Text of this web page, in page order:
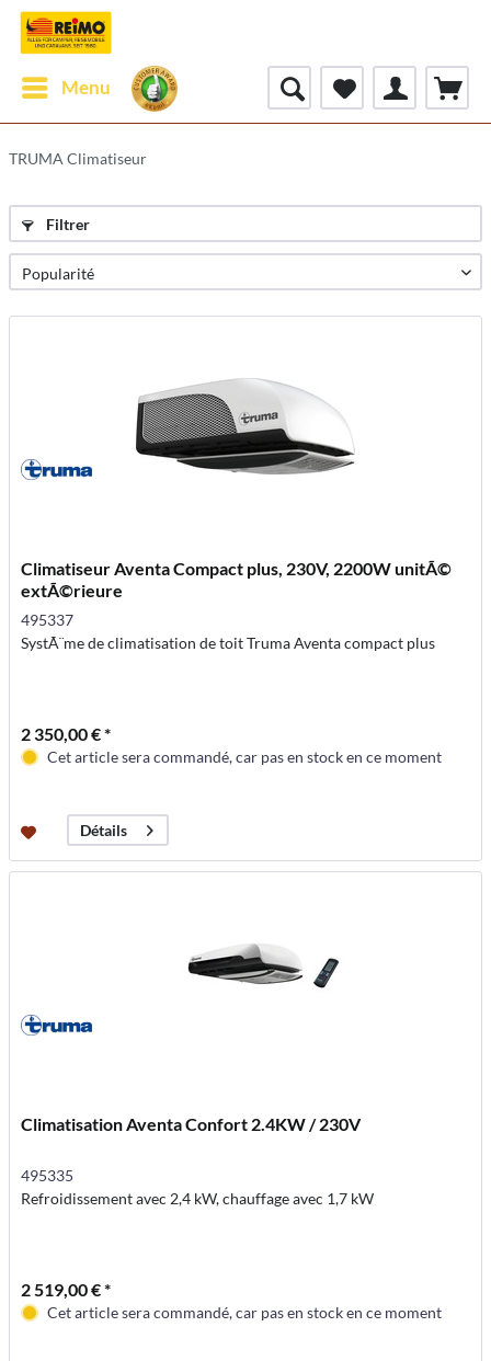
Menu
TRUMA Climatiseur
Filtrer
Climatiseur Aventa Compact plus, 230V, 2200W unitÃ©
extÃ©rieure
495337
SystÃ¨me de climatisation de toit Truma Aventa compact plus
2 350,00 € *
Cet article sera commandé, car pas en stock en ce moment
Détails
Climatisation Aventa Confort 2.4KW / 230V
495335
Refroidissement avec 2,4 kW, chauffage avec 1,7 kW
2 519,00 € *
Cet article sera commandé, car pas en stock en ce moment